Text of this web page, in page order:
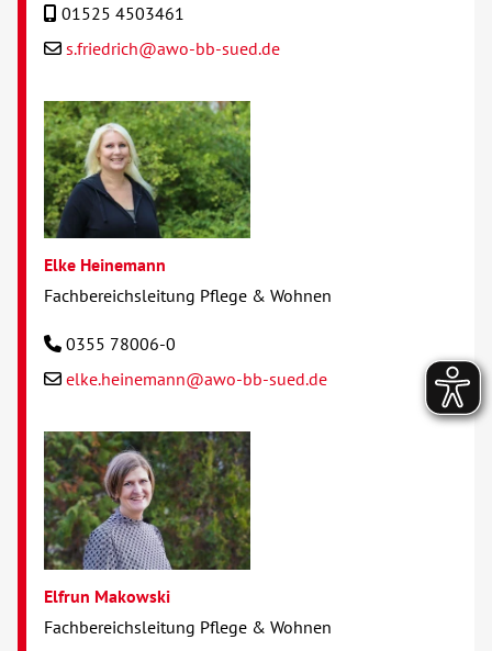
01525 4503461
s.friedrich@awo-bb-sued.de
Elke Heinemann
Fachbereichsleitung Pflege & Wohnen
0355 78006-0
elke.heinemann@awo-bb-sued.de
Elfrun Makowski
Fachbereichsleitung Pflege & Wohnen